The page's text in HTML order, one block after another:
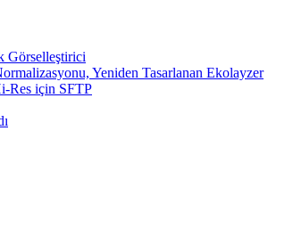
Görselleştirici
Yeniden Tasarlanan Ekolayzer
Res için SFTP